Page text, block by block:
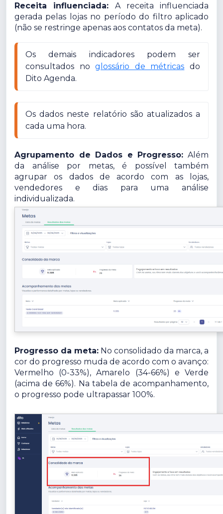
Receita influenciada: A receita influenciada
gerada pelas lojas no período do filtro aplicado
(não se restringe apenas aos contatos da meta).
Os demais indicadores podem ser
consultados no glossário de métricas do
Dito Agenda.
Os dados neste relatório são atualizados a
cada uma hora.
Agrupamento de Dados e Progresso: Além
da análise por metas, é possível também
agrupar os dados de acordo com as lojas,
vendedores e dias para uma análise
individualizada.
Progresso da meta: No consolidado da marca, a
cor do progresso muda de acordo com o avanço:
Vermelho (0-33%), Amarelo (34-66%) e Verde
(acima de 66%). Na tabela de acompanhamento,
o progresso pode ultrapassar 100%.